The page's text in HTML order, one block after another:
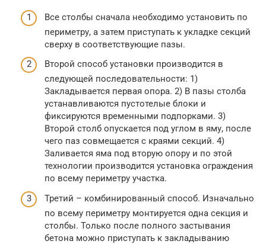
Все столбы сначала необходимо установить по
периметру, а затем приступать к укладке секций
сверху в соответствующие пазы.
Второй способ установки производится в
следующей последовательности: 1)
Закладывается первая опора. 2) В пазы столба
устанавливаются пустотелые блоки и
фиксируются временными подпорками. 3)
Второй столб опускается под углом в яму, после
чего паз совмещается с краями секций. 4)
Заливается яма под вторую опору и по этой
технологии производится установка ограждения
по всему периметру участка.
Третий – комбинированный способ. Изначально
по всему периметру монтируется одна секция и
столбы. Только после полного застывания
бетона можно приступать к закладыванию